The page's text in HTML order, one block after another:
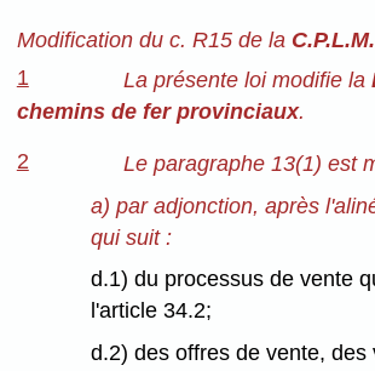
Modification du c. R15 de la C.P.L.M.
1
La présente loi modifie la
chemins de fer provinciaux.
2
Le paragraphe 13(1) est
a) par adjonction, après
qui suit :
d.1) du processus de vente
l'article 34.2;
d.2) des offres de vente, des